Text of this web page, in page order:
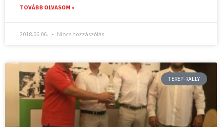
TOVÁBB OLVASOM »
2018.06.06. Nincs hozzászólás
TEREP-RALLY